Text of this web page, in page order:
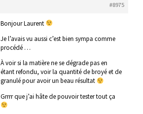
#8975
Bonjour Laurent
Je l’avais vu aussi c’est bien sympa comme
procédé …
À voir si la matière ne se dégrade pas en
étant refondu, voir la quantité de broyé et de
granulé pour avoir un beau résultat
Grrrr que j’ai hâte de pouvoir tester tout ça